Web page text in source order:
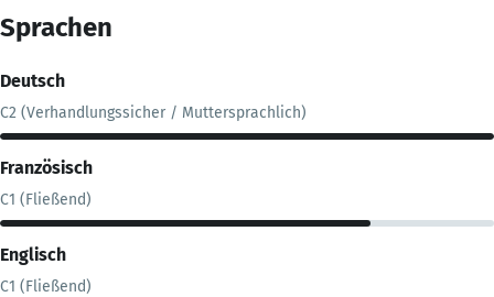
Sprachen
Deutsch
C2 (Verhandlungssicher / Muttersprachlich)
Französisch
C1 (Fließend)
Englisch
C1 (Fließend)